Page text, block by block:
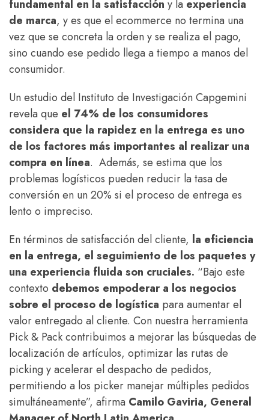
fundamental en la satisfacción y la experiencia
de marca, y es que el ecommerce no termina una
vez que se concreta la orden y se realiza el pago,
sino cuando ese pedido llega a tiempo a manos del
consumidor.
Un estudio del Instituto de Investigación Capgemini
revela que el 74% de los consumidores
considera que la rapidez en la entrega es uno
de los factores más importantes al realizar una
compra en línea​. Además, se estima que los
problemas logísticos pueden reducir la tasa de
conversión en un 20% si el proceso de entrega es
lento o impreciso​.
En términos de satisfacción del cliente, la eficiencia
en la entrega, el seguimiento de los paquetes y
una experiencia fluida son cruciales. “Bajo este
contexto debemos empoderar a los negocios
sobre el proceso de logística para aumentar el
valor entregado al cliente. Con nuestra herramienta
Pick & Pack contribuimos a mejorar las búsquedas de
localización de artículos, optimizar las rutas de
picking y acelerar el despacho de pedidos,
permitiendo a los picker manejar múltiples pedidos
simultáneamente”, afirma Camilo Gaviria, General